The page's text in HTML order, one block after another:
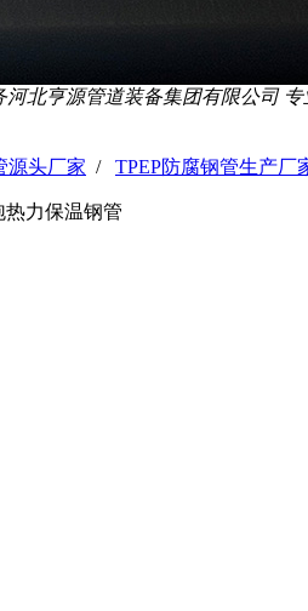
河北亨源管道装备集团有限公司
源头厂家 / TPEP防腐钢管生产厂
力保温钢管